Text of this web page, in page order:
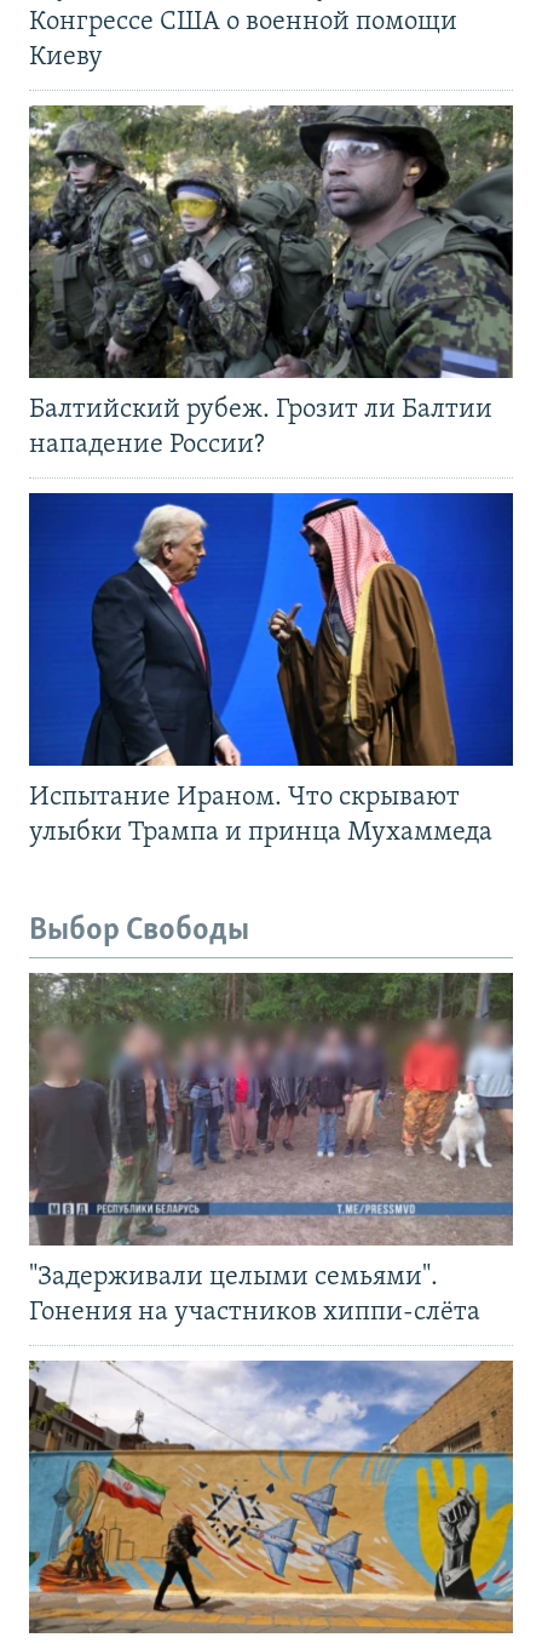
Конгрессе США о военной помощи
Киеву
Балтийский рубеж. Грозит ли Балтии
нападение России?
Испытание Ираном. Что скрывают
улыбки Трампа и принца Мухаммеда
Выбор Свободы
"Задерживали целыми семьями".
Гонения на участников хиппи-слёта